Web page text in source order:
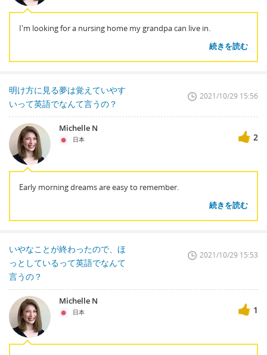
I'm looking for a nursing home my grandpa can live in.
続きを読む
明け方に見る夢は覚えていやす
いって英語でなんて言うの？
2021/10/29 15:56
Michelle N
日本 2
Early morning dreams are easy to remember.
続きを読む
いやなことが終わったので、ほ
っとしているって英語でなんて
言うの？
2021/10/29 15:53
Michelle N
日本 1